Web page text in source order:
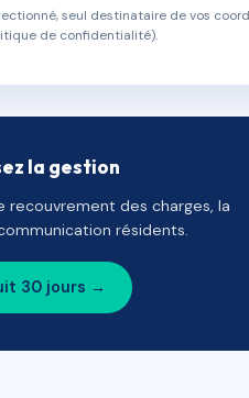
seul destinataire de vos
de confidentialité).
la gestion
recouvrement des charges, la
résidents.
30 jours →